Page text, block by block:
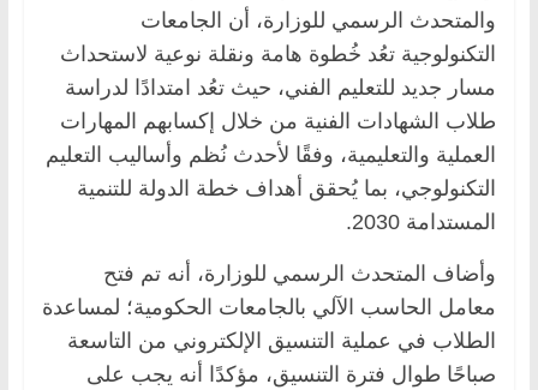
والمتحدث الرسمي للوزارة، أن الجامعات
التكنولوجية تعُد خُطوة هامة ونقلة نوعية لاستحداث
مسار جديد للتعليم الفني، حيث تعُد امتدادًا لدراسة
طلاب الشهادات الفنية من خلال إكسابهم المهارات
العملية والتعليمية، وفقًا لأحدث نُظم وأساليب التعليم
التكنولوجي، بما يُحقق أهداف خطة الدولة للتنمية
المستدامة 2030.
وأضاف المتحدث الرسمي للوزارة، أنه تم فتح
معامل الحاسب الآلي بالجامعات الحكومية؛ لمساعدة
الطلاب في عملية التنسيق الإلكتروني من التاسعة
صباحًا طوال فترة التنسيق، مؤكدًا أنه يجب على